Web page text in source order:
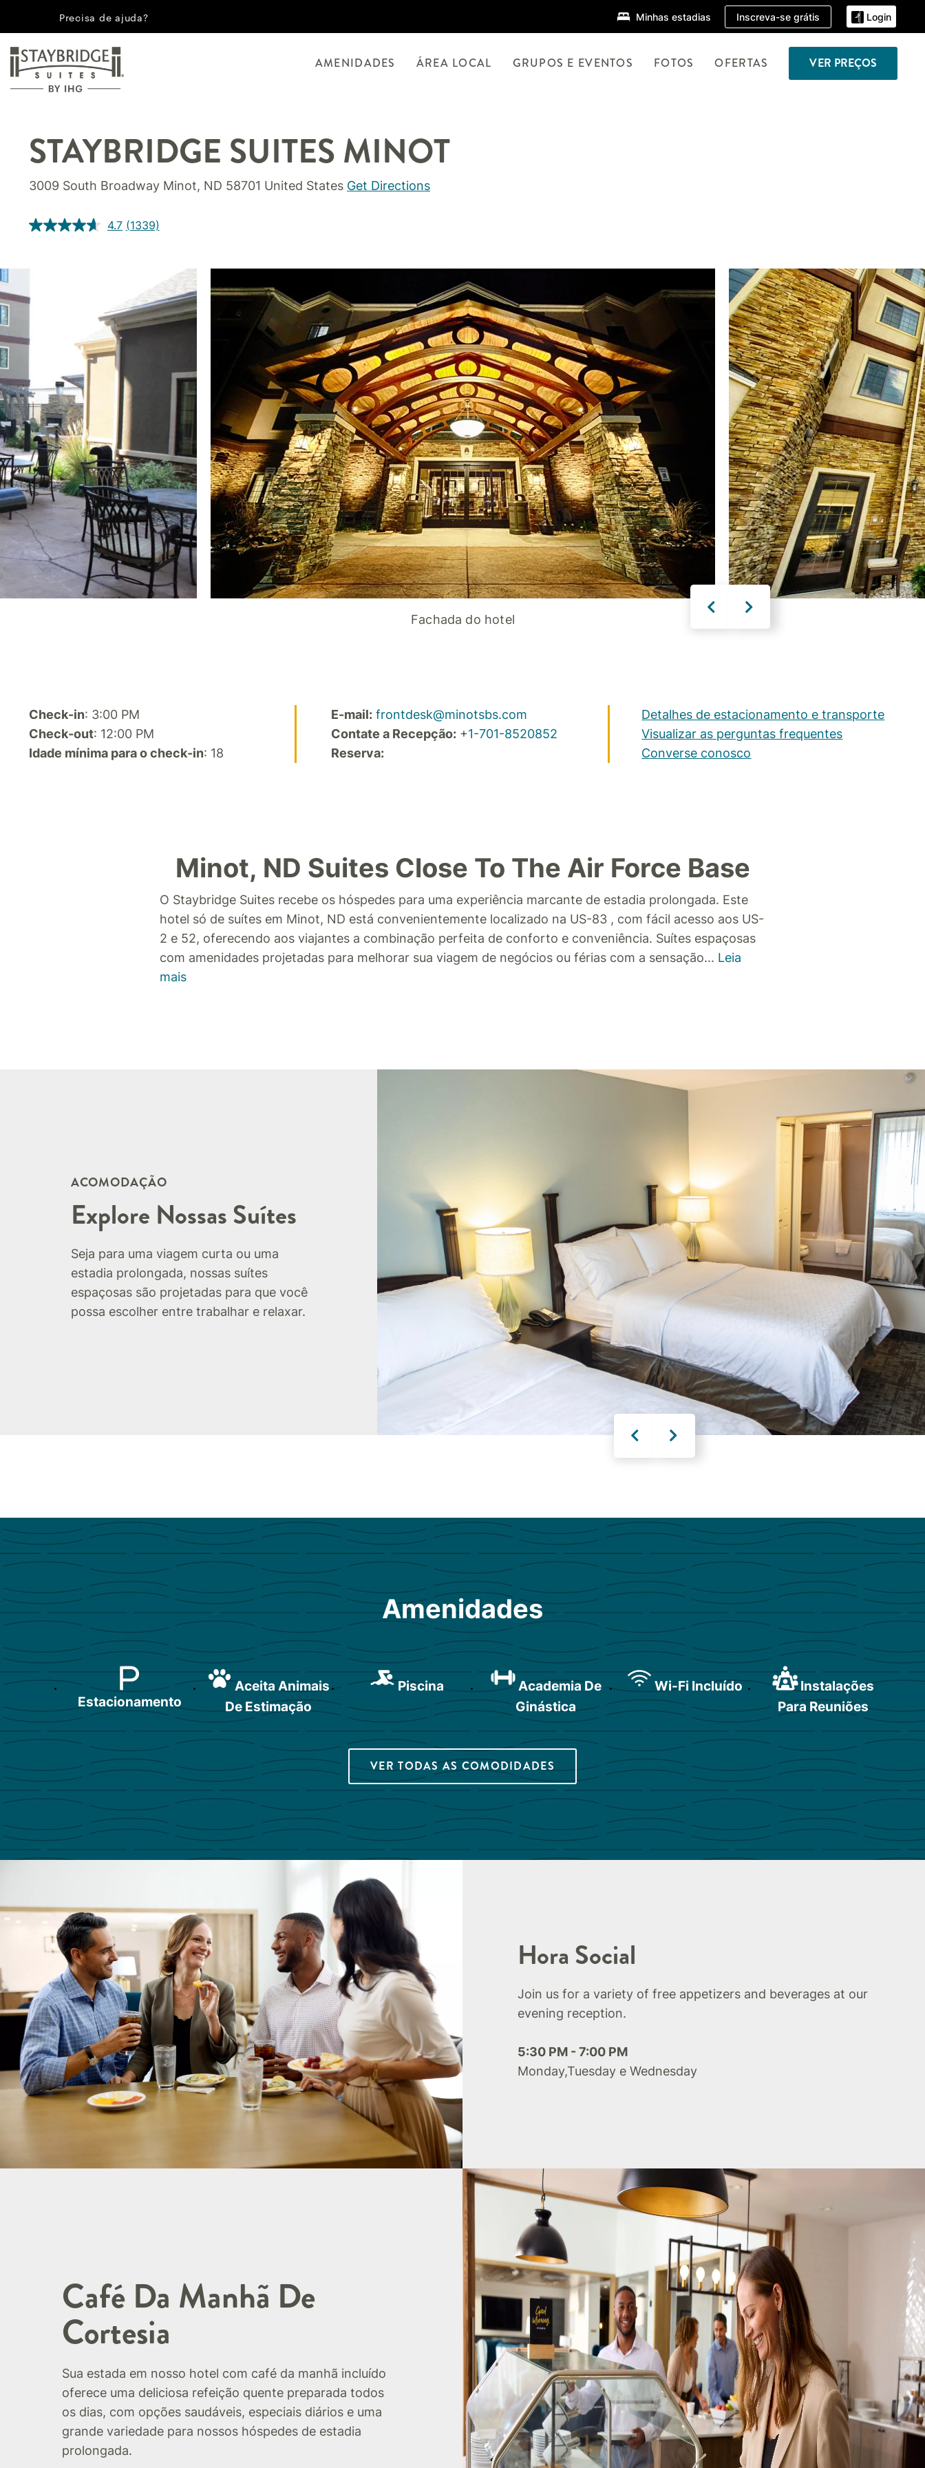
Precisa de ajuda? Minhas estadias Inscreva-se grátis Login
AMENIDADES ÁREA LOCAL GRUPOS E EVENTOS FOTOS OFERTAS VER PREÇOS
STAYBRIDGE SUITES MINOT
3009 South Broadway Minot, ND 58701 United States Get Directions
4.7 (1339)
Fachada do hotel
Check-in: 3:00 PM
Check-out: 12:00 PM
Idade mínima para o check-in: 18
E-mail: frontdesk@minotsbs.com
Contate a Recepção:+1-701-8520852
Reserva:
Detalhes de estacionamento e transporte
Visualizar as perguntas frequentes
Converse conosco
Minot, ND Suites Close To The Air Force Base
O Staybridge Suites recebe os hóspedes para uma experiência marcante de estadia prolongada. Este
hotel só de suítes em Minot, ND está convenientemente localizado na US-83 , com fácil acesso aos US-
2 e 52, oferecendo aos viajantes a combinação perfeita de conforto e conveniência. Suítes espaçosas
com amenidades projetadas para melhorar sua viagem de negócios ou férias com a sensação... Leia
mais
ACOMODAÇÃO
Explore Nossas Suítes
Seja para uma viagem curta ou uma
estadia prolongada, nossas suítes
espaçosas são projetadas para que você
possa escolher entre trabalhar e relaxar.
Amenidades
Estacionamento
Aceita Animais
De Estimação
Piscina
Academia De
Ginástica
Wi-Fi Incluído
Instalações
Para Reuniões
VER TODAS AS COMODIDADES
Hora Social
Join us for a variety of free appetizers and beverages at our
evening reception.
5:30 PM - 7:00 PM
Monday,Tuesday e Wednesday
Café Da Manhã De
Cortesia
Sua estada em nosso hotel com café da manhã incluído
oferece uma deliciosa refeição quente preparada todos
os dias, com opções saudáveis, especiais diários e uma
grande variedade para nossos hóspedes de estadia
prolongada.